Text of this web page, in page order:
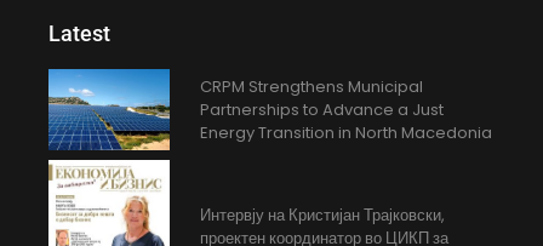
Latest
CRPM Strengthens Municipal
Partnerships to Advance a Just
Energy Transition in North Macedonia
Интервју на Кристијан Трајковски,
проектен координатор во ЦИКП за